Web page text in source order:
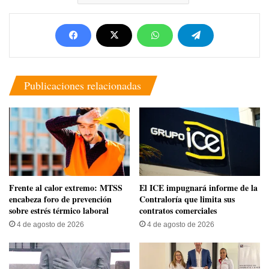
Publicaciones relacionadas
Frente al calor extremo: MTSS
encabeza foro de prevención
sobre estrés térmico laboral
4 de agosto de 2026
El ICE impugnará informe de la
Contraloría que limita sus
contratos comerciales
4 de agosto de 2026